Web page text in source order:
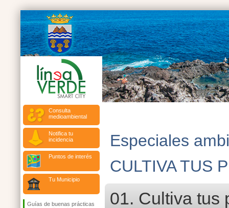
Consulta
medioambiental
Notifica tu
incidencia
Puntos de interés
Tu Municipio
Guías de buenas prácticas
Especiales
CULTIVA TUS
01. Cultiva tus